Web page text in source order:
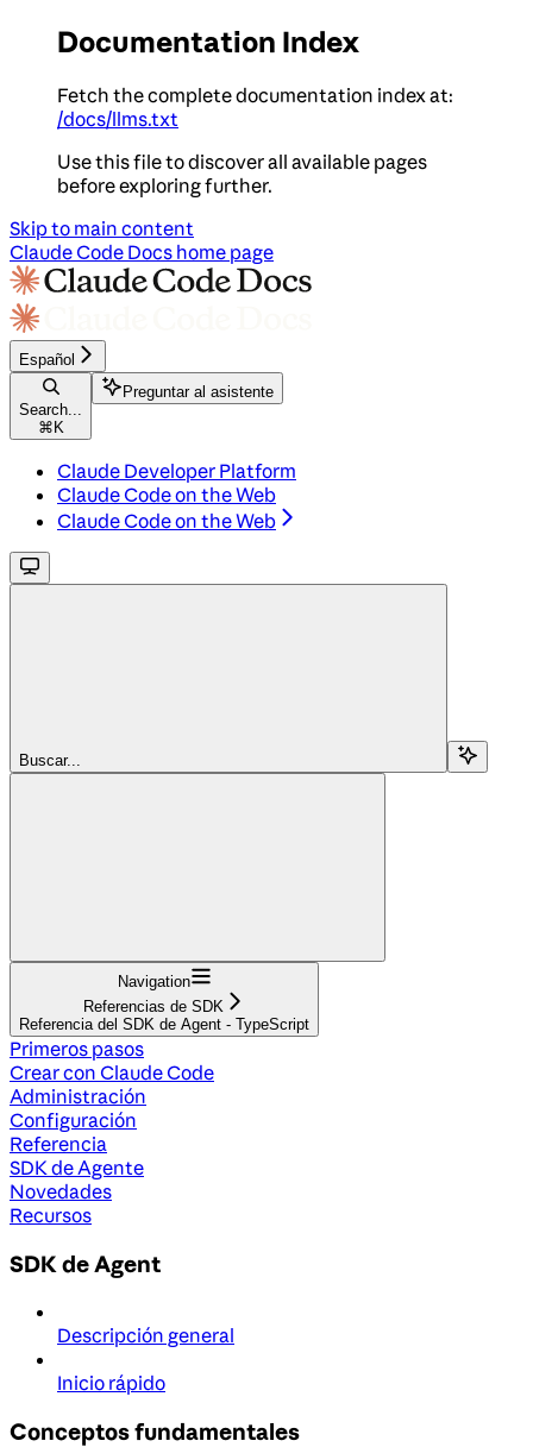
Documentation Index
Fetch the complete documentation index at:
/docs/llms.txt
Use this file to discover all available pages
before exploring further.
Skip to main content
Claude Code Docs home page
Español
Search...
⌘ K
Preguntar al asistente
Claude Developer Platform
Claude Code on the Web
Claude Code on the Web
Buscar...
Navigation
Referencias de SDK
Referencia del SDK de Agent - TypeScript
Primeros pasos
Crear con Claude Code
Administración
Configuración
Referencia
SDK de Agente
Novedades
Recursos
SDK de Agent
Descripción general
Inicio rápido
Conceptos fundamentales